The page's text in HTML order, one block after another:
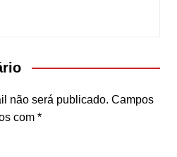
não será publicado. Campos
com *